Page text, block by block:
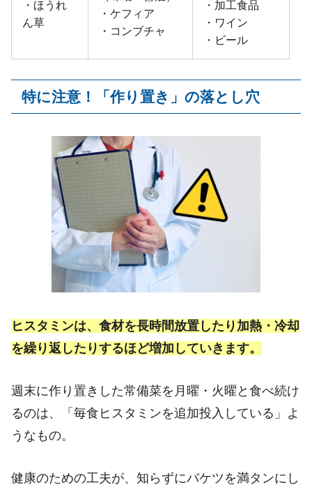
・ほうれ
ん草
・ケフィア
・コンブチャ
・加工食品
・ワイン
・ビール
特に注意！「作り置き」の落とし穴
ヒスタミンは、食材を長時間放置したり加熱・冷却
を繰り返したりするほど増加していきます。
週末に作り置きした常備菜を月曜・火曜と食べ続け
るのは、「毎食ヒスタミンを追加投入している」よ
うなもの。
健康のための工夫が、知らずにバケツを満タンにし